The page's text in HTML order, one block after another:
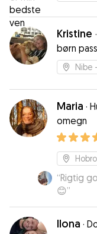
mærke
være
Kristine ·
børn
Nibe
Maria ·
omegn
Hobro
“Rigtig
😊”
Ilona ·